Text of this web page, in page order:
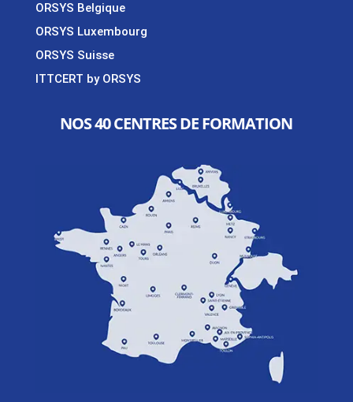
ORSYS Belgique
ORSYS Luxembourg
ORSYS Suisse
ITTCERT by ORSYS
NOS 40 CENTRES DE FORMATION